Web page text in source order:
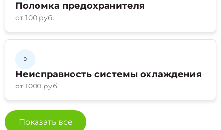
Поломка предохранителя
от 100 руб.
9
Неисправность системы охлаждения
от 1000 руб.
Показать все